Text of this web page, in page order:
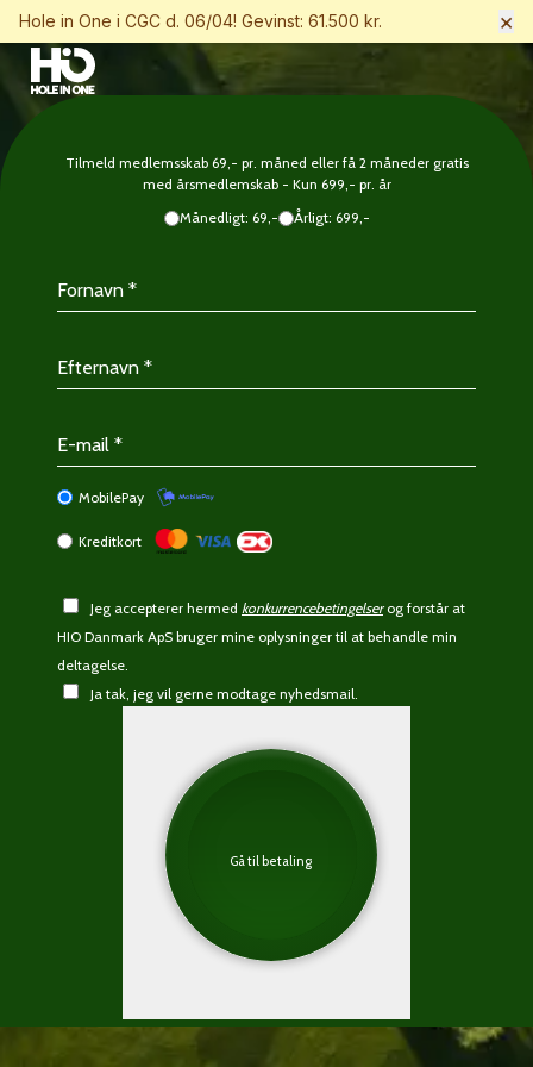
Hole in One i CGC d. 06/04! Gevinst: 61.500 kr. ×
Tilmeld medlemsskab 69,- pr. måned eller få 2 måneder gratis
med årsmedlemskab - Kun 699,- pr. år
Månedligt: 69,-
Årligt: 699,-
MobilePay
Kreditkort
Jeg accepterer hermed konkurrencebetingelserog forstår at
HIO Danmark ApS bruger mine oplysninger til at behandle min
deltagelse.
Ja tak, jeg vil gerne modtage nyhedsmail.
Gå til betaling